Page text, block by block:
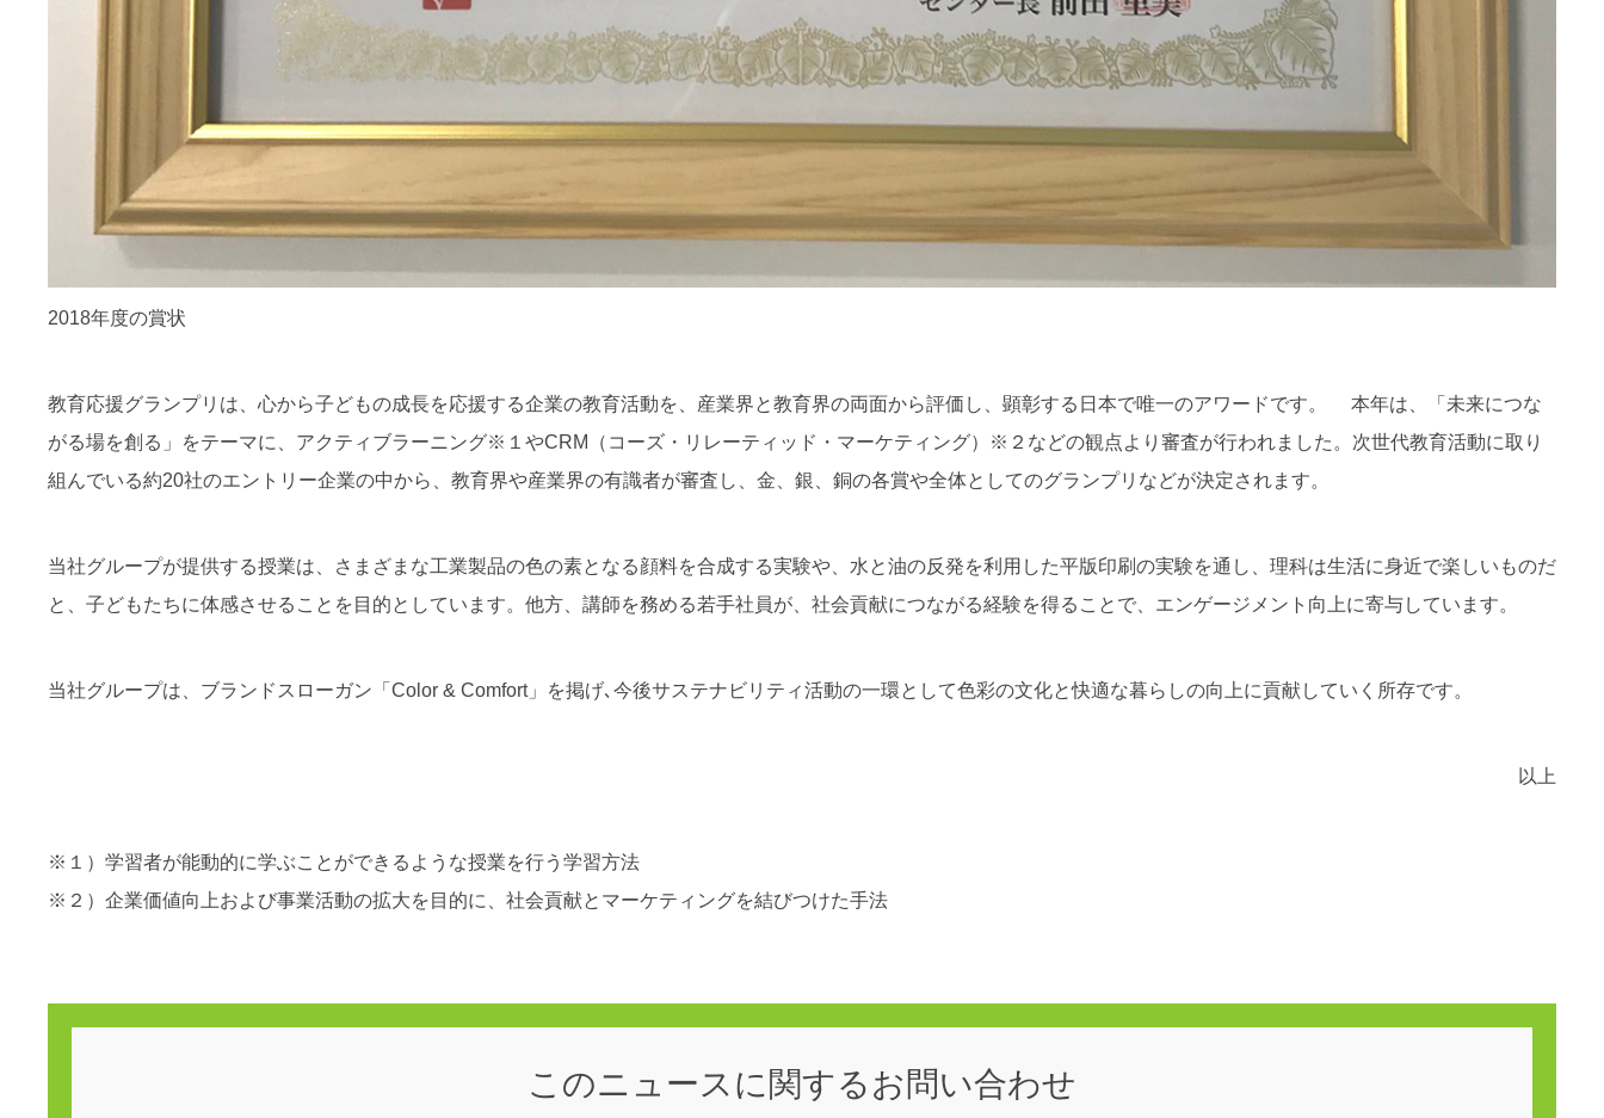
2018年度の賞状
教育応援グランプリは、心から子どもの成長を応援する企業の教育活動を、産業界と教育界の両面から評価し、顕彰する日本で唯一のアワードです。 本年は、「未来につな
がる場を創る」をテーマに、アクティブラーニング※１やCRM（コーズ・リレーティッド・マーケティング）※２などの観点より審査が行われました。次世代教育活動に取り
組んでいる約20社のエントリー企業の中から、教育界や産業界の有識者が審査し、金、銀、銅の各賞や全体としてのグランプリなどが決定されます。
当社グループが提供する授業は、さまざまな工業製品の色の素となる顔料を合成する実験や、水と油の反発を利用した平版印刷の実験を通し、理科は生活に身近で楽しいものだ
と、子どもたちに体感させることを目的としています。他方、講師を務める若手社員が、社会貢献につながる経験を得ることで、エンゲージメント向上に寄与しています。
当社グループは、ブランドスローガン「Color & Comfort」を掲げ､今後サステナビリティ活動の一環として色彩の文化と快適な暮らしの向上に貢献していく所存です。
以上
※１）学習者が能動的に学ぶことができるような授業を行う学習方法
※２）企業価値向上および事業活動の拡大を目的に、社会貢献とマーケティングを結びつけた手法
このニュースに関するお問い合わせ